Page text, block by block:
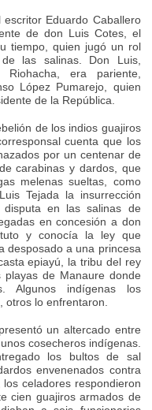
Eduardo Caballero
de don Luis Cotes, el
tiempo, quien jugó un rol
las salinas. Don Luis,
era pariente,
López Pumarejo, quien
de la República.
de los indios guajiros
cuenta que los
por un centenar de
carabinas y dardos, que
melenas sueltas, como
Tejada la insurrección
en las salinas de
en concesión a don
y conocía la ley que
desposado a una princesa
epiayú, la tribu del rey
de Manaure donde
Algunos indígenas los
otros lo enfrentaron.
un altercado entre
cosecheros indígenas.
los bultos de sal
envenenados contra
celadores respondieron
cien guajiros armados de